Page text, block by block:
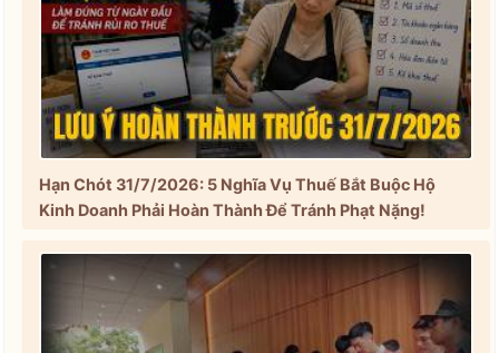
Hạn Chót 31/7/2026: 5 Nghĩa Vụ Thuế Bắt Buộc Hộ
Kinh Doanh Phải Hoàn Thành Để Tránh Phạt Nặng!